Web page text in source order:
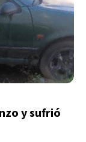
y sufrió